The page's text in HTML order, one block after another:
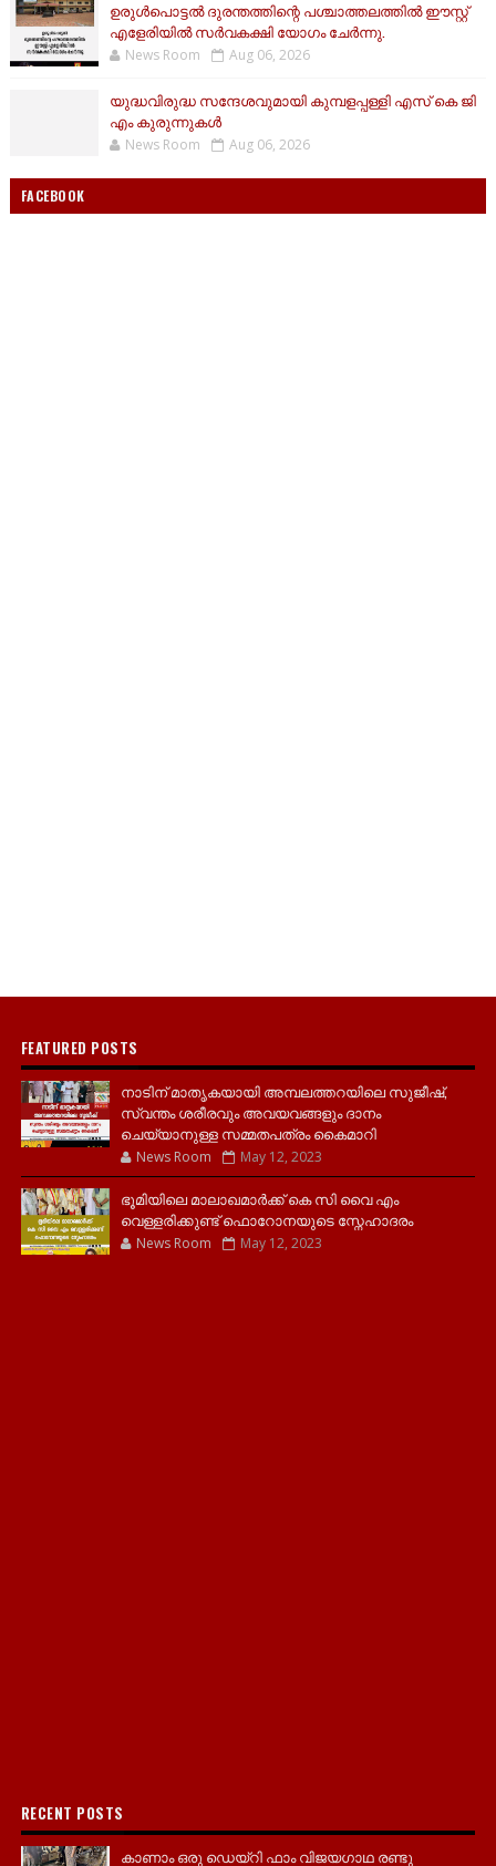
ഉരുൾപൊട്ടൽ ദുരന്തത്തിന്റെ പശ്ചാത്തലത്തിൽ ഈസ്റ്റ്‌
എളേരിയിൽ സർവകക്ഷി യോഗം ചേർന്നു.
News Room Aug 06, 2026
യുദ്ധവിരുദ്ധ സന്ദേശവുമായി കുമ്പളപ്പള്ളി എസ് കെ ജി
എം കുരുന്നുകൾ
News Room Aug 06, 2026
FACEBOOK
FEATURED POSTS
നാടിന് മാതൃകയായി അമ്പലത്തറയിലെ സുജീഷ്,
സ്വന്തം ശരീരവും അവയവങ്ങളും ദാനം
ചെയ്യാനുള്ള സമ്മതപത്രം കൈമാറി
News Room May 12, 2023
ഭൂമിയിലെ മാലാഖമാർക്ക് കെ സി വൈ എം
വെള്ളരിക്കുണ്ട് ഫൊറോനയുടെ സ്നേഹാദരം
News Room May 12, 2023
RECENT POSTS
കാണാം ഒരു ഡെയ്‌റി ഫാം വിജയഗാഥ രണ്ടു